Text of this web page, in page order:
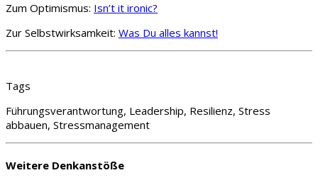
Zum Optimismus: Isn’t it ironic?
Zur Selbstwirksamkeit: Was Du alles kannst!
Tags
Führungsverantwortung, Leadership, Resilienz, Stress
abbauen, Stressmanagement
Weitere Denkanstöße